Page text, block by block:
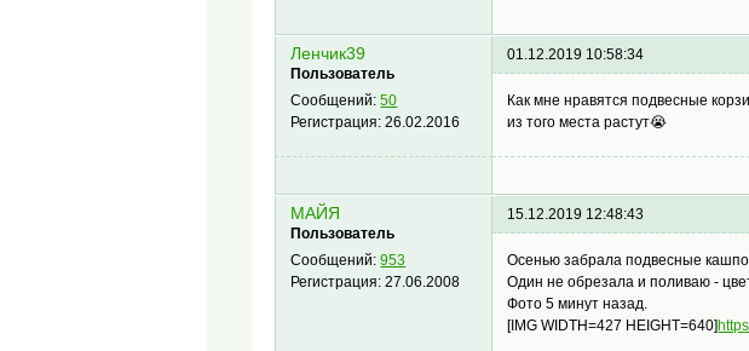
Ленчик39
Пользователь
Сообщений:50
Регистрация:26.02.2016
01.12.2019 10:58:34
Как мне нравятся подвесные
из того места растут😭
МАЙЯ
Пользователь
Сообщений:953
Регистрация:27.06.2008
15.12.2019 12:48:43
Осенью забрала подвесные кашпо
Один не обрезала и поливаю -
Фото 5 минут назад.
[IMG WIDTH=427 HEIGHT=640]